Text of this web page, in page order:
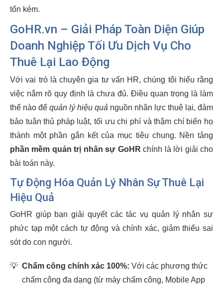
tốn kém.
GoHR.vn – Giải Pháp Toàn Diện Giúp
Doanh Nghiệp Tối Ưu Dịch Vụ Cho
Thuê Lại Lao Động
Với vai trò là chuyên gia tư vấn HR, chúng tôi hiểu rằng
việc nắm rõ quy định là chưa đủ. Điều quan trọng là làm
thế nào để quản lý hiệu quả nguồn nhân lực thuê lại, đảm
bảo tuân thủ pháp luật, tối ưu chi phí và thậm chí biến họ
thành một phần gắn kết của mục tiêu chung. Nền tảng
phần mềm quản trị nhân sự GoHR chính là lời giải cho
bài toán này.
Tự Động Hóa Quản Lý Nhân Sự Thuê Lại
Hiệu Quả
GoHR giúp bạn giải quyết các tác vụ quản lý nhân sự
phức tạp một cách tự động và chính xác, giảm thiểu sai
sót do con người.
💡 Chấm công chính xác 100%: Với các phương thức
chấm công đa dạng (từ máy chấm công, Mobile App